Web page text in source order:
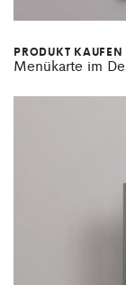
PRODUKT KAUFEN
Menükarte im